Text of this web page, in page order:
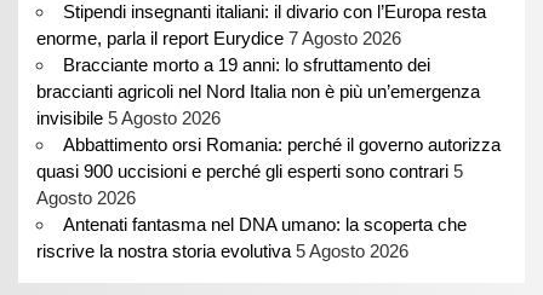
Stipendi insegnanti italiani: il divario con l’Europa resta
enorme, parla il report Eurydice 7 Agosto 2026
Bracciante morto a 19 anni: lo sfruttamento dei
braccianti agricoli nel Nord Italia non è più un’emergenza
invisibile 5 Agosto 2026
Abbattimento orsi Romania: perché il governo autorizza
quasi 900 uccisioni e perché gli esperti sono contrari 5
Agosto 2026
Antenati fantasma nel DNA umano: la scoperta che
riscrive la nostra storia evolutiva 5 Agosto 2026